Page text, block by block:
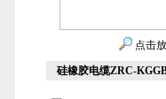
点击
硅橡胶电缆ZRC-